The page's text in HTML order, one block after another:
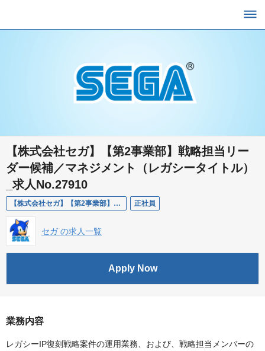
【株式会社セガ】【第2事業部】戦略担当リー
ダー候補／マネジメント（レガシータイトル）
_求人No.27910
【株式会社セガ】【第2事業部】戦略担当リーダー候補／マネジメント（レガシータイトル）_求人No.27910 正社員
セガ の求人一覧
Apply Now
業務内容
レガシーIP復刻戦略案件の運用業務、および、戦略担当メンバーの